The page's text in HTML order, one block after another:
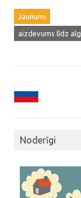
Jaunumi
aizdevums līdz
Noderīgi